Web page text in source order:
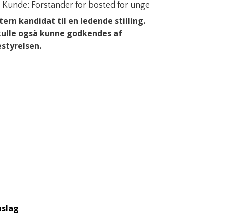
Kunde: Forstander for bosted for unge
kandidat til en ledende stilling.
også kunne godkendes af